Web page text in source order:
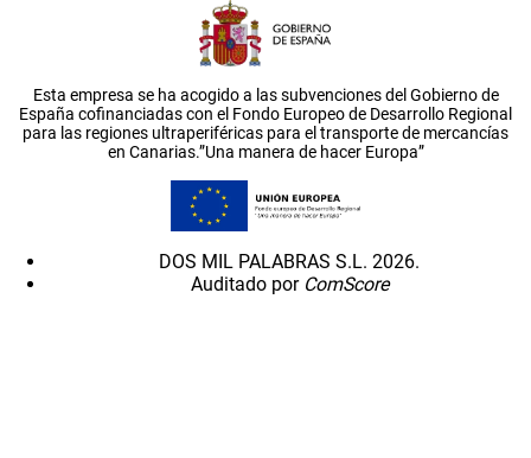
Esta empresa se ha acogido a las subvenciones del Gobierno de
España cofinanciadas con el Fondo Europeo de Desarrollo Regional
para las regiones ultraperiféricas para el transporte de mercancías
en Canarias.”Una manera de hacer Europa”
DOS MIL PALABRAS S.L. 2026.
Auditado por ComScore